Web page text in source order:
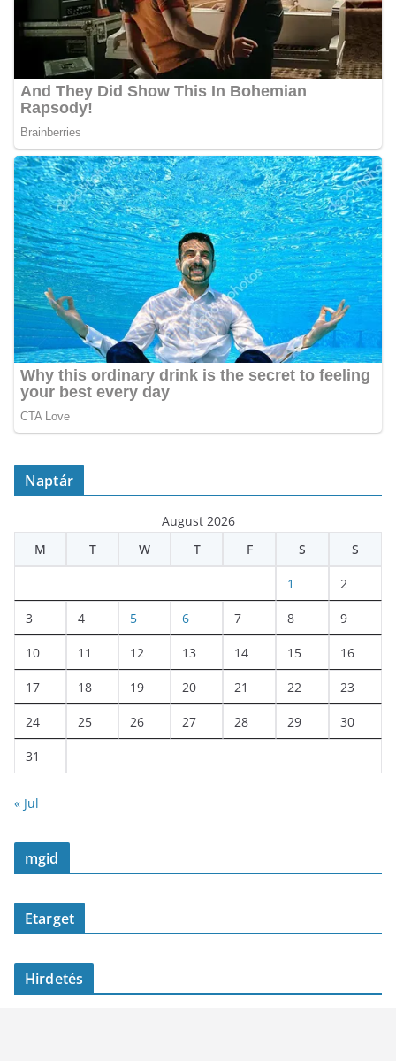
Naptár
August 2026
M
T W T F S S
1 2
3 4 5 6 7 8 9
10 11 12 13 14 15 16
17 18 19 20 21 22 23
24 25 26 27 28 29 30
31
« Jul
mgid
Etarget
Hirdetés